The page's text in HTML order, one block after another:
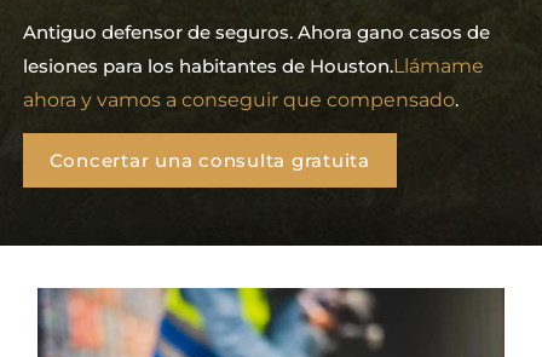
Antiguo defensor de seguros. Ahora gano casos de
lesiones para los habitantes de Houston.Llámame
ahora y vamos a conseguir que compensado.
Concertar una consulta gratuita